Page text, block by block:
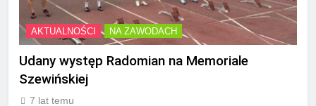
AKTUALNOŚCI NA ZAWODACH
Udany występ Radomian na Memoriale
Szewińskiej
7 lat temu